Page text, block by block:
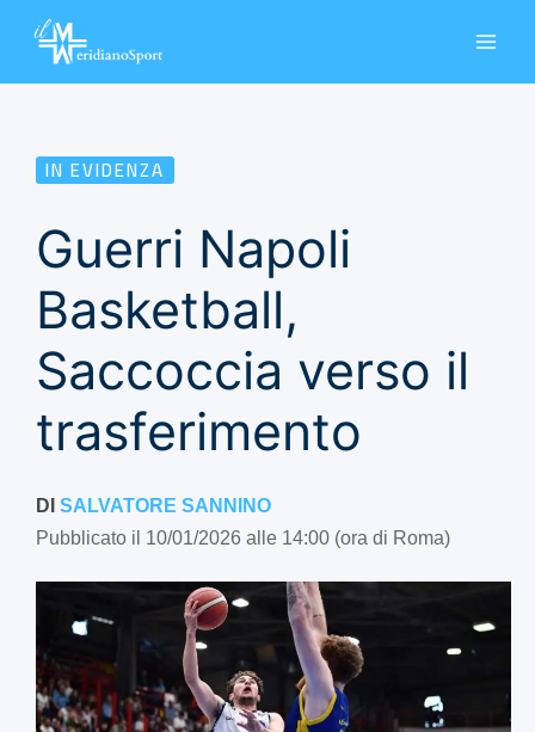
IN EVIDENZA
Guerri Napoli
Basketball,
Saccoccia verso il
trasferimento
DI SALVATORE SANNINO
Pubblicato il 10/01/2026 alle 14:00 (ora di Roma)